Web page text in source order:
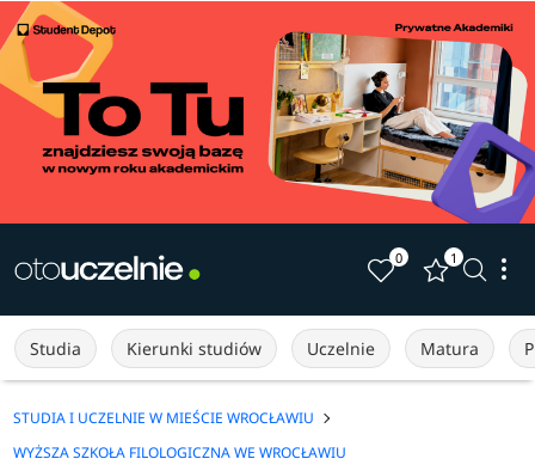
0 1
Studia Kierunki studiów Uczelnie Matura
STUDIA I UCZELNIE W MIEŚCIE WROCŁAWIU
WYŻSZA SZKOŁA FILOLOGICZNA WE WROCŁAWIU